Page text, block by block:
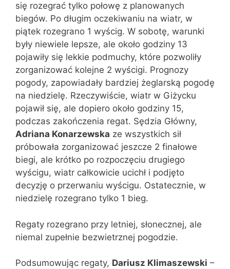
się rozegrać tylko połowę z planowanych
biegów. Po długim oczekiwaniu na wiatr, w
piątek rozegrano 1 wyścig. W sobotę, warunki
były niewiele lepsze, ale około godziny 13
pojawiły się lekkie podmuchy, które pozwoliły
zorganizować kolejne 2 wyścigi. Prognozy
pogody, zapowiadały bardziej żeglarską pogodę
na niedzielę. Rzeczywiście, wiatr w Giżycku
pojawił się, ale dopiero około godziny 15,
podczas zakończenia regat. Sędzia Główny,
Adriana Konarzewska ze wszystkich sił
próbowała zorganizować jeszcze 2 finałowe
biegi, ale krótko po rozpoczęciu drugiego
wyścigu, wiatr całkowicie ucichł i podjęto
decyzję o przerwaniu wyścigu. Ostatecznie, w
niedzielę rozegrano tylko 1 bieg.
Regaty rozegrano przy letniej, słonecznej, ale
niemal zupełnie bezwietrznej pogodzie.
Podsumowując regaty, Dariusz Klimaszewski –